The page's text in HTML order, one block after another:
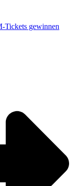
Tickets gewinnen